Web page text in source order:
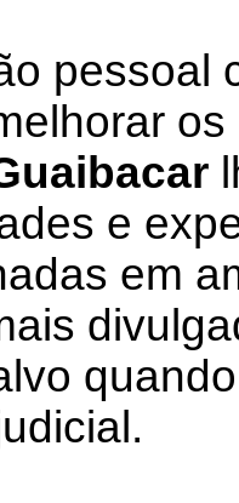
pessoal
e
em